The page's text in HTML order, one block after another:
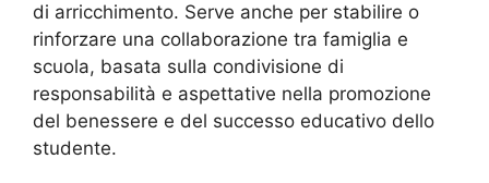
di arricchimento. Serve anche per stabilire o
rinforzare una collaborazione tra famiglia e
scuola, basata sulla condivisione di
responsabilità e aspettative nella promozione
del benessere e del successo educativo dello
studente.